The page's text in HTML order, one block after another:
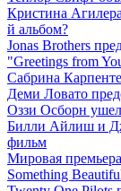
Кристина
й альбом?
Jonas Brothers
"Greetings from
Сабрина
Деми Ловато
Оззи Осборн
Билли Айлиш и
фильм
Мировая
Something